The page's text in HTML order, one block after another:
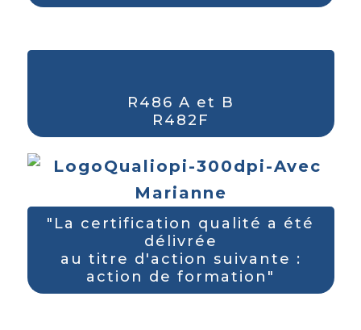
R486 A et B
R482F
"La certification qualité a été
délivrée
au titre d'action suivante :
action de formation"